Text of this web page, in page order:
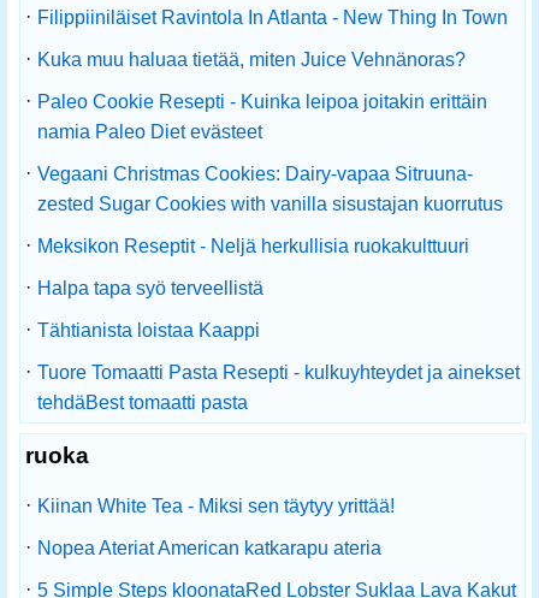
· Filippiiniläiset Ravintola In Atlanta - New Thing In Town
· Kuka muu haluaa tietää, miten Juice Vehnänoras?
· Paleo Cookie Resepti - Kuinka leipoa joitakin erittäin
namia Paleo Diet evästeet
· Vegaani Christmas Cookies: Dairy-vapaa Sitruuna-
zested Sugar Cookies with vanilla sisustajan kuorrutus
· Meksikon Reseptit - Neljä herkullisia ruokakulttuuri
· Halpa tapa syö terveellistä
· Tähtianista loistaa Kaappi
· Tuore Tomaatti Pasta Resepti - kulkuyhteydet ja ainekset
tehdäBest tomaatti pasta
ruoka
· Kiinan White Tea - Miksi sen täytyy yrittää!
· Nopea Ateriat American katkarapu ateria
· 5 Simple Steps kloonataRed Lobster Suklaa Lava Kakut